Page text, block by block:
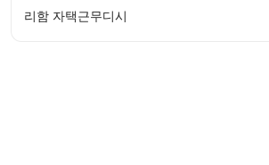
리함 자택근무디시